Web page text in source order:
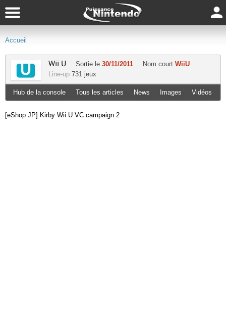
Accueil
Wii U Sortie le 30/11/2011 Nom court WiiU
Line-up 731 jeux
Hub de la console Tous les articles News Images Vidéos
[eShop JP] Kirby Wii U VC campaign 2